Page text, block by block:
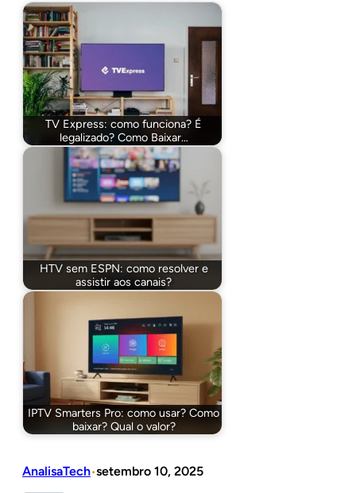
TV Express: como funciona? É
legalizado? Como Baixar…
HTV sem ESPN: como resolver e
assistir aos canais?
IPTV Smarters Pro: como usar? Como
baixar? Qual o valor?
AnalisaTech•setembro 10, 2025